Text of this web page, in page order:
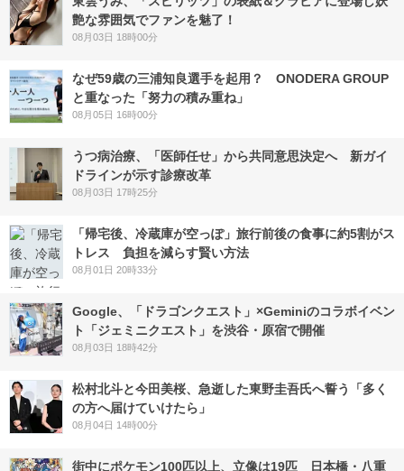
艶な雰囲気でファンを魅了！
08月03日 18時00分
なぜ59歳の三浦知良選手を起用？ ONODERA GROUP
と重なった「努力の積み重ね」
08月05日 16時00分
うつ病治療、「医師任せ」から共同意思決定へ 新ガイ
ドラインが示す診療改革
08月03日 17時25分
「帰宅後、冷蔵庫が空っぽ」旅行前後の食事に約5割がス
トレス 負担を減らす賢い方法
08月01日 20時33分
Google、「ドラゴンクエスト」×Geminiのコラボイベン
ト「ジェミニクエスト」を渋谷・原宿で開催
08月03日 18時42分
松村北斗と今田美桜、急逝した東野圭吾氏へ誓う「多く
の方へ届けていけたら」
08月04日 14時00分
街中にポケモン100匹以上、立像は19匹 日本橋・八重